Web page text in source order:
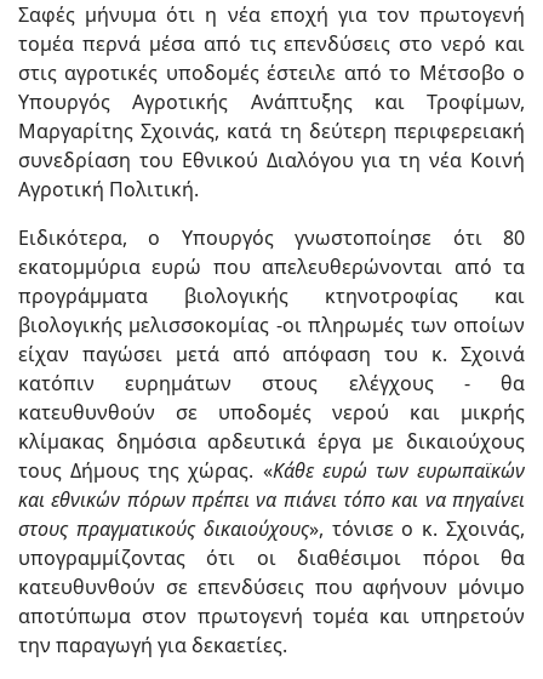
Σαφές μήνυμα ότι η νέα εποχή για τον πρωτογενή
τομέα περνά μέσα από τις επενδύσεις στο νερό και
στις αγροτικές υποδομές έστειλε από το Μέτσοβο ο
Υπουργός Αγροτικής Ανάπτυξης και Τροφίμων,
Μαργαρίτης Σχοινάς, κατά τη δεύτερη περιφερειακή
συνεδρίαση του Εθνικού Διαλόγου για τη νέα Κοινή
Αγροτική Πολιτική.
Ειδικότερα, ο Υπουργός γνωστοποίησε ότι 80
εκατομμύρια ευρώ που απελευθερώνονται από τα
προγράμματα βιολογικής κτηνοτροφίας και
βιολογικής μελισσοκομίας -οι πληρωμές των οποίων
είχαν παγώσει μετά από απόφαση του κ. Σχοινά
κατόπιν ευρημάτων στους ελέγχους - θα
κατευθυνθούν σε υποδομές νερού και μικρής
κλίμακας δημόσια αρδευτικά έργα με δικαιούχους
τους Δήμους της χώρας. «Κάθε ευρώ των ευρωπαϊκών
και εθνικών πόρων πρέπει να πιάνει τόπο και να πηγαίνει
στους πραγματικούς δικαιούχους», τόνισε ο κ. Σχοινάς,
υπογραμμίζοντας ότι οι διαθέσιμοι πόροι θα
κατευθυνθούν σε επενδύσεις που αφήνουν μόνιμο
αποτύπωμα στον πρωτογενή τομέα και υπηρετούν
την παραγωγή για δεκαετίες.